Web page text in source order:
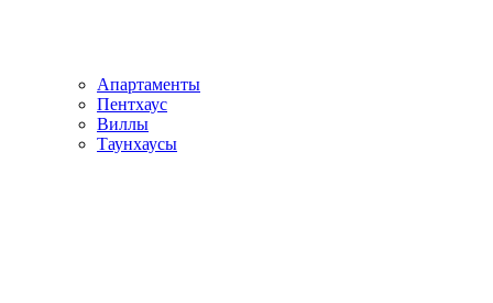
Апартаменты
Пентхаус
Виллы
Таунхаусы